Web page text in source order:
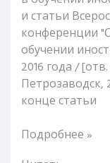
и статьи
конференции
обучении
2016 года /
Петрозаводск,
конце статьи
Подробнее »